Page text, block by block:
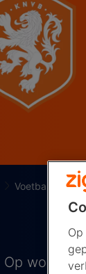
Voetbal
Op